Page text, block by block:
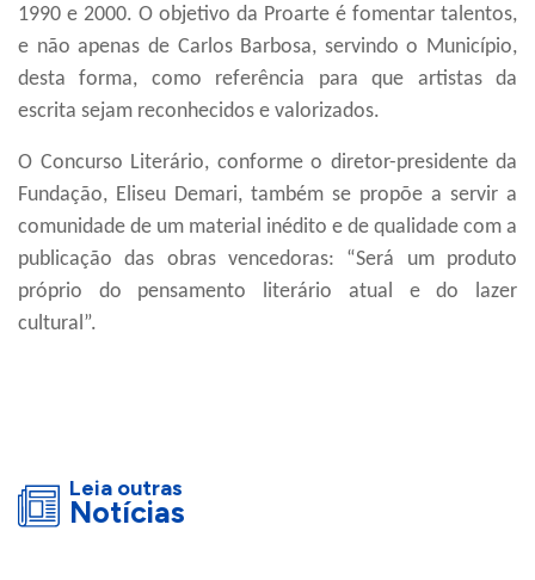
1990 e 2000. O objetivo da Proarte é fomentar talentos,
e não apenas de Carlos Barbosa, servindo o Município,
desta forma, como referência para que artistas da
escrita sejam reconhecidos e valorizados.
O Concurso Literário, conforme o diretor-presidente da
Fundação, Eliseu Demari, também se propõe a servir a
comunidade de um material inédito e de qualidade com a
publicação das obras vencedoras: “Será um produto
próprio do pensamento literário atual e do lazer
cultural”.
Leia outras
Notícias